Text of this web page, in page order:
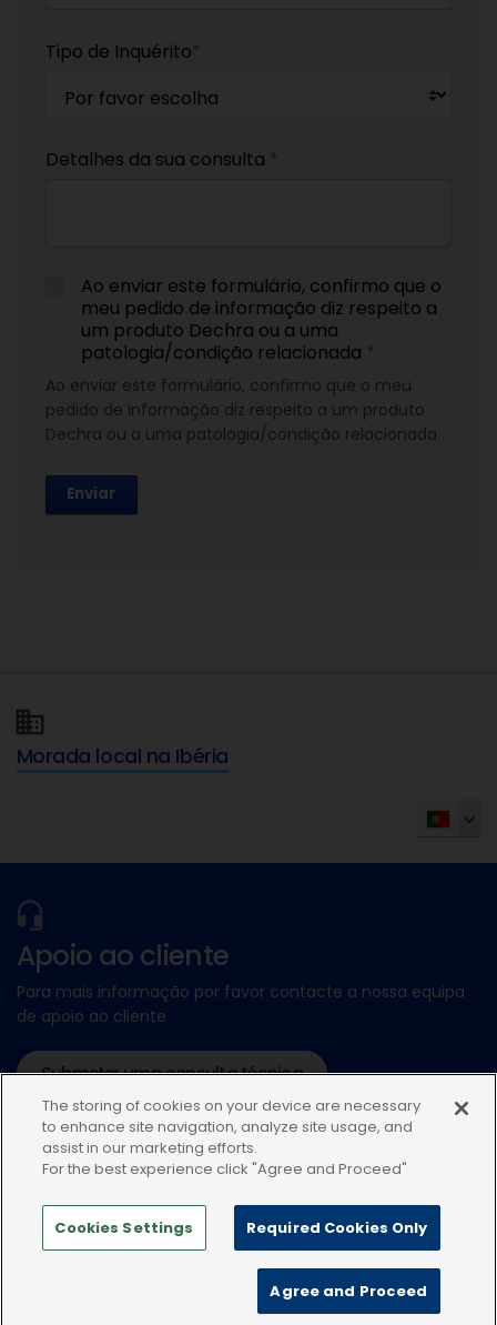
Tipo de Inquérito*
Detalhes da sua consulta *
Ao enviar este formulário, confirmo que o
meu pedido de informação diz respeito a
um produto Dechra ou a uma
patologia/condição relacionada *
Ao enviar este formulário, confirmo que o meu
pedido de informação diz respeito a um produto
Dechra ou a uma patologia/condição relacionada.
Enviar
Morada local na Ibéria
Apoio ao cliente
Para mais informação por favor contacte a nossa equipa
de apoio ao cliente
Submeter uma consulta técnica
ou ligue:+34935448507
The storing of cookies on your device are necessary
to enhance site navigation, analyze site usage, and
assist in our marketing efforts.
For the best experience click "Agree and Proceed"
Cookies Settings Required Cookies Only
Agree and Proceed